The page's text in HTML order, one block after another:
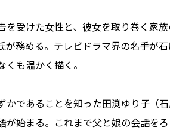
を受けた女性と、彼女を取り巻く家
が務める。テレビドラマ界の名手が
も温かく描く。
かであることを知った田渕ゆり子（
が始まる。これまで父と娘の会話を